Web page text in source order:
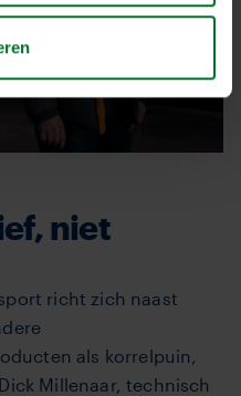
niet
richt zich naast
als korrelpuin,
Millenaar, technisch